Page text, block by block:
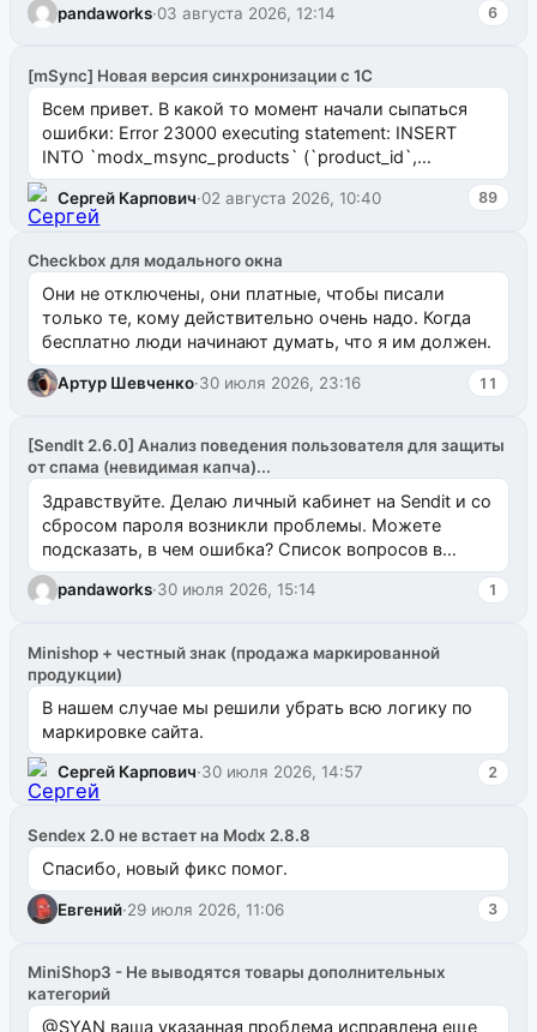
pandaworks·03 августа 2026, 12:14 6
[mSync] Новая версия синхронизации с 1С
Всем привет. В какой то момент начали сыпаться
ошибки: Error 23000 executing statement: INSERT
INTO `modx_msync_products` (`product_id`,
`uuid_1c`) VALUES ...
Сергей Карпович·02 августа 2026, 10:40 89
Checkbox для модального окна
Они не отключены, они платные, чтобы писали
только те, кому действительно очень надо. Когда
бесплатно люди начинают думать, что я им должен.
Артур Шевченко·30 июля 2026, 23:16 11
[SendIt 2.6.0] Анализ поведения пользователя для защиты
от спама (невидимая капча)...
Здравствуйте. Делаю личный кабинет на Sendit и со
сбросом пароля возникли проблемы. Можете
подсказать, в чем ошибка? Список вопросов в
одноименном разделе на modx.pro пока пуст, и,...
pandaworks·30 июля 2026, 15:14 1
Minishop + честный знак (продажа маркированной
продукции)
В нашем случае мы решили убрать всю логику по
маркировке сайта.
Сергей Карпович·30 июля 2026, 14:57 2
Sendex 2.0 не встает на Modx 2.8.8
Спасибо, новый фикс помог.
Евгений·29 июля 2026, 11:06 3
MiniShop3 - Не выводятся товары дополнительных
категорий
@SYAN ваша указанная проблема исправлена еще